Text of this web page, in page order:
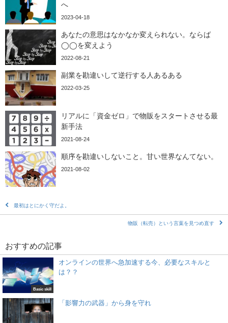
へ
2023-04-18
あなたの意思はなかなか変えられない。ならば
◯◯を変えよう
2022-08-21
副業を勘違いして逆行する人あるある
2022-03-25
リアルに「資金ゼロ」で物販をスタートさせる最
新手法
2021-08-24
順序を勘違いしないこと。甘い世界なんてない。
2021-08-02
最初はとにかく守だよ。
物販（転売）という言葉を見つめ直す
おすすめの記事
Basic skill
オンラインの世界へ急加速する今、必要なスキルと
は？？
「影響力の武器」から身を守れ